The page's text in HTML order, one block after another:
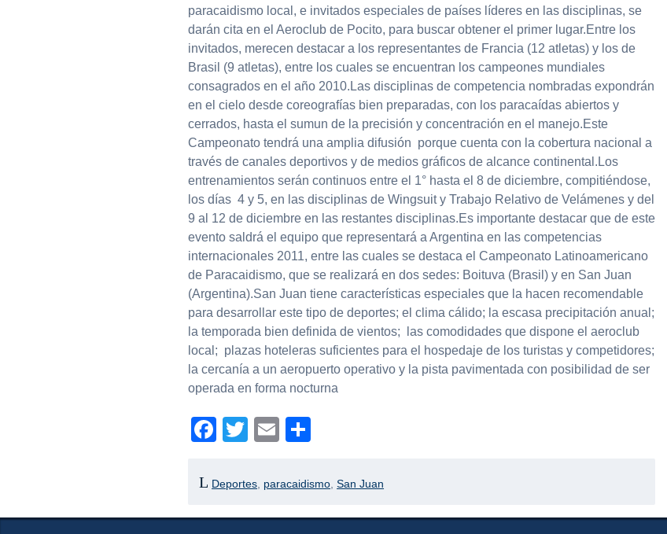
paracaidismo local, e invitados especiales de países líderes en las disciplinas, se
darán cita en el Aeroclub de Pocito, para buscar obtener el primer lugar.Entre los
invitados, merecen destacar a los representantes de Francia (12 atletas) y los de
Brasil (9 atletas), entre los cuales se encuentran los campeones mundiales
consagrados en el año 2010.Las disciplinas de competencia nombradas expondrán
en el cielo desde coreografías bien preparadas, con los paracaídas abiertos y
cerrados, hasta el sumun de la precisión y concentración en el manejo.Este
Campeonato tendrá una amplia difusión porque cuenta con la cobertura nacional a
través de canales deportivos y de medios gráficos de alcance continental.Los
entrenamientos serán continuos entre el 1° hasta el 8 de diciembre, compitiéndose,
los días 4 y 5, en las disciplinas de Wingsuit y Trabajo Relativo de Velámenes y del
9 al 12 de diciembre en las restantes disciplinas.Es importante destacar que de este
evento saldrá el equipo que representará a Argentina en las competencias
internacionales 2011, entre las cuales se destaca el Campeonato Latinoamericano
de Paracaidismo, que se realizará en dos sedes: Boituva (Brasil) y en San Juan
(Argentina).San Juan tiene características especiales que la hacen recomendable
para desarrollar este tipo de deportes; el clima cálido; la escasa precipitación anual;
la temporada bien definida de vientos; las comodidades que dispone el aeroclub
local; plazas hoteleras suficientes para el hospedaje de los turistas y competidores;
la cercanía a un aeropuerto operativo y la pista pavimentada con posibilidad de ser
operada en forma nocturna
Facebook
TwitterEmail
Deportes paracaidismo ,San Juan